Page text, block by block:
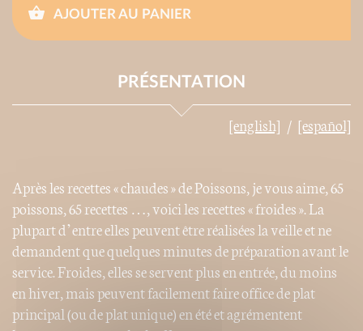
AJOUTER AU PANIER
PRÉSENTATION
[english] [español]
Après les recettes « chaudes » de Poissons, je vous aime, 65
poissons, 65 recettes …, voici les recettes « froides ». La
plupart d’entre elles peuvent être réalisées la veille et ne
demandent que quelques minutes de préparation avant le
service. Froides, elles se servent plus en entrée, du moins
en hiver, mais peuvent facilement faire office de plat
principal (ou de plat unique) en été et agrémentent